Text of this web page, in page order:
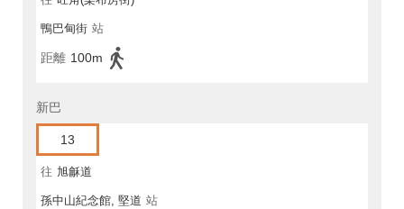
鴨巴甸街 站
距離 100m
新巴
13
往 旭龢道
孫中山紀念館, 堅道 站